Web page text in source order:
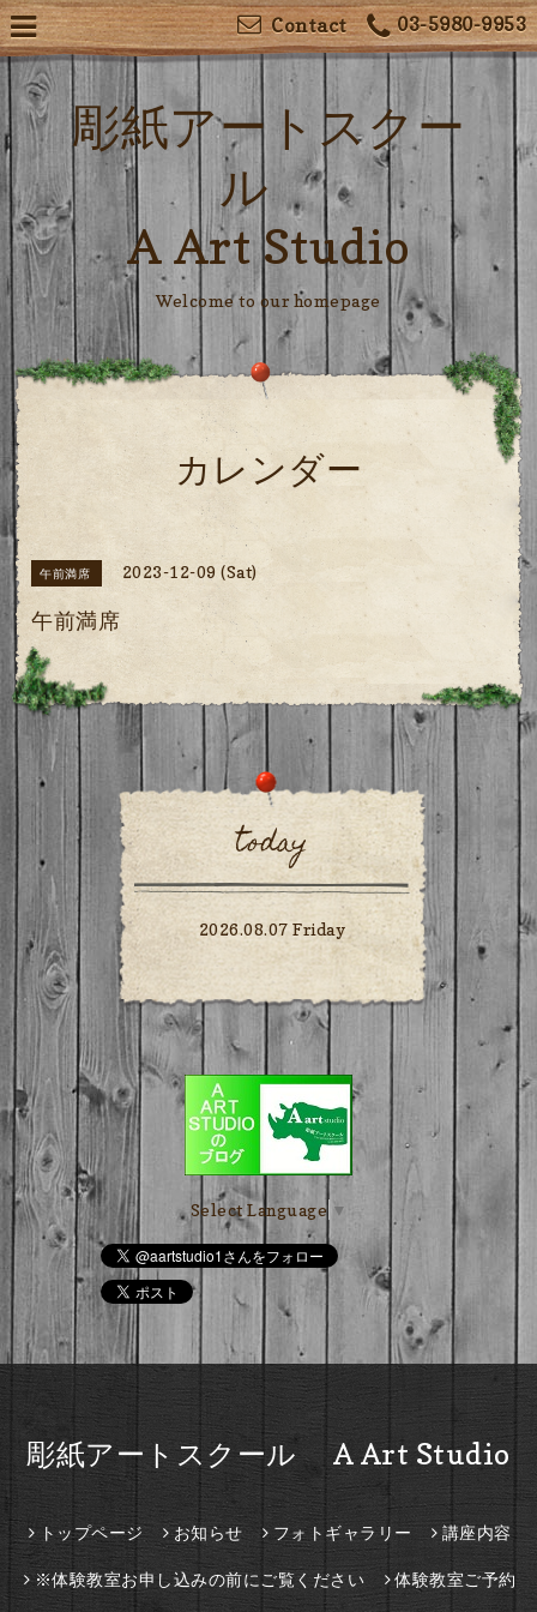
03-5980-9953
Contact
彫紙アートスクー
ル
A Art Studio
Welcome to our homepage
カレンダー
午前満席 2023-12-09 (Sat)
午前満席
today
2026.08.07 Friday
Select Language ▼
彫紙アートスクール A Art Studio
トップページ お知らせ フォトギャラリー 講座内容
※体験教室お申し込みの前にご覧ください 体験教室ご予約